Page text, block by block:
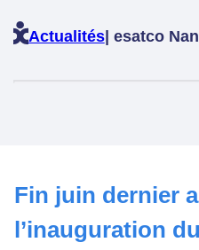
Actualités| esatco
Fin juin dernier
l’inauguration